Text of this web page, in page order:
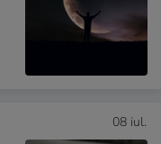
08 iul.